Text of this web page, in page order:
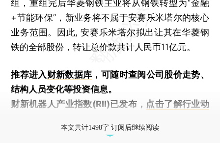
组，重组完后华菱钢铁主业将从钢铁转型为“金融
+节能环保”，新业务将不属于安赛乐米塔尔的核心
业务范围。因此, 安赛乐米塔尔拟出让其在华菱钢
铁的全部股份，转让总价款共计人民币11亿元。
推荐进入财新数据库 ，可随时查阅公司股价走势、
结构人员变化等投资信息。
财新机器人产业指数(RII)已发布， 点击了解行业动
本文共计1498字 订阅后继续阅读